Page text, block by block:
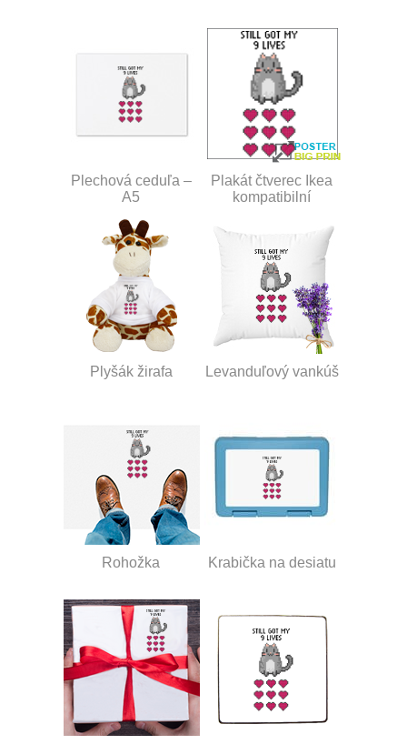
Plechová ceduľa –
A5
Plakát čtverec Ikea
kompatibilní
Plyšák žirafa Levanduľový vankúš
Rohožka Krabička na desiatu